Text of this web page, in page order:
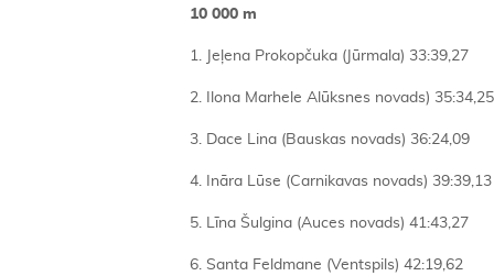
10 000 m
1. Jeļena Prokopčuka (Jūrmala) 33:39,27
2. Ilona Marhele Alūksnes novads) 35:34,25
3. Dace Lina (Bauskas novads) 36:24,09
4. Ināra Lūse (Carnikavas novads) 39:39,13
5. Līna Šulgina (Auces novads) 41:43,27
6. Santa Feldmane (Ventspils) 42:19,62